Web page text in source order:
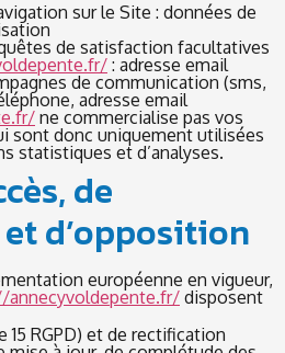
sur le Site : données de
de satisfaction facultatives
: adresse email
de communication (sms,
adresse email
ne commercialise pas vos
sont donc uniquement utilisées
statistiques et d’analyses.
de
d’opposition
européenne en vigueur,
annecyvoldepente.fr/disposent
15 RGPD) et de rectification